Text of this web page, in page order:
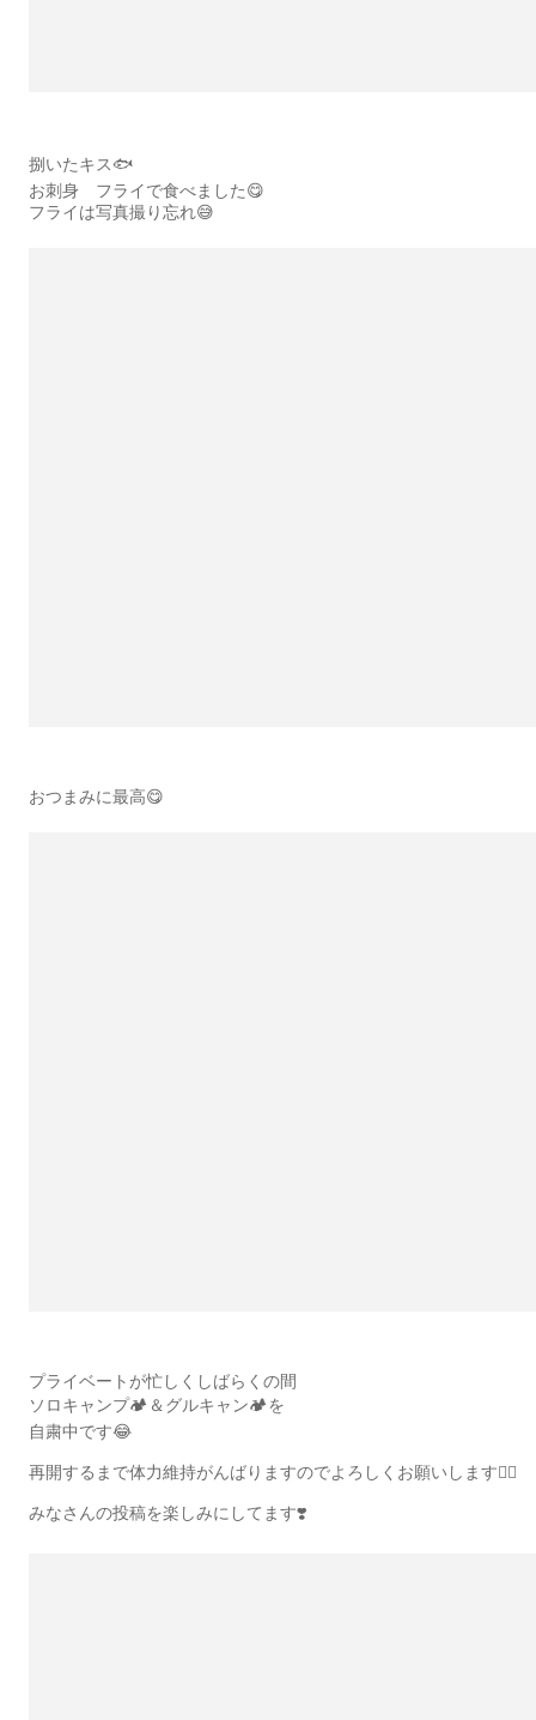
捌いたキス🐟
お刺身 フライで食べました😋
フライは写真撮り忘れ😅
おつまみに最高😋
プライベートが忙しくしばらくの間
ソロキャンプ🏕️＆グルキャン🏕️を
自粛中です😂
再開するまで体力維持がんばりますのでよろしくお願いします🙇‍♀️
みなさんの投稿を楽しみにしてます❣️